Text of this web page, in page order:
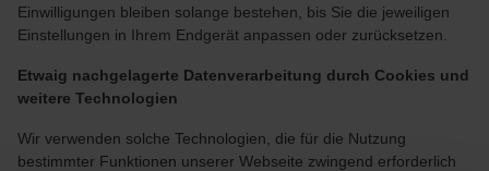
Einwilligungen bleiben solange bestehen, bis Sie die jeweiligen
Einstellungen in Ihrem Endgerät anpassen oder zurücksetzen.
Etwaig nachgelagerte Datenverarbeitung durch Cookies und
weitere Technologien
Wir verwenden solche Technologien, die für die Nutzung
bestimmter Funktionen unserer Webseite zwingend erforderlich